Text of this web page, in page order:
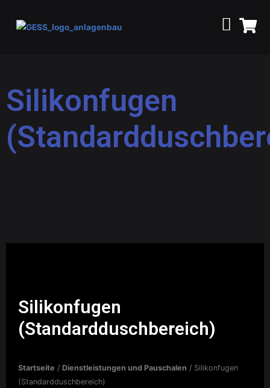
Silikonfugen
Silikonfugen
(Standardduschbereich)
Startseite / Dienstleistungen und Pauschalen / Silikonfugen
(Standardduschbereich)